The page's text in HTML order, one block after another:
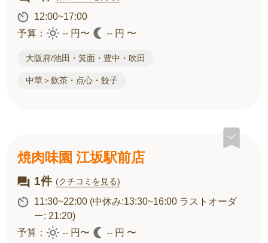
12:00~17:00
予算：
-- 円〜 -- 円 〜
大阪府/池田・箕面・豊中・吹田
中華＞飲茶・点心・餃子
焼肉味園 江坂駅前店
1件 (クチコミを見る)
11:30~22:00 (中休み:13:30~16:00 ラストオーダ
ー: 21:20)
予算：
-- 円〜 -- 円 〜